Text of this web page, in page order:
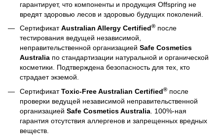
гарантирует, что компоненты и продукция Offspring не
вредят здоровью лесов и здоровью будущих поколений.
СертификатAustralian Allergy Certified® после
тестирования ведущей независимой,
неправительственной организацией Safe Cosmetics
Australia по стандартизации натуральной и органической
косметики. Подтверждена безопасность для тех, кто
страдает экземой.
СертификатToxic-Free Australian Certified® после
проверки ведущей независимой неправительственной
организацией Safe Cosmetics Australia . 100%-ная
гарантия отсутствия аллергенов и запрещенных вредных
веществ.